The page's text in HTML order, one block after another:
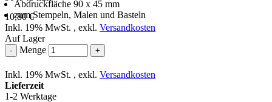
Abdruckfläche 90 x 45 mm
zum Stempeln, Malen und Basteln
10,80 €
Inkl. 19% MwSt. , exkl. Versandkosten
Auf Lager
- Menge +
Inkl. 19% MwSt. , exkl. Versandkosten
Lieferzeit
1-2 Werktage